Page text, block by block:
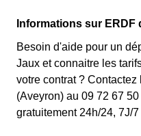
Informations sur ERDF
Besoin d'aide pour un
Jaux et connaitre les
votre contrat ?
(Aveyron) au 09 72 67
gratuitement 24h/24, 7J/